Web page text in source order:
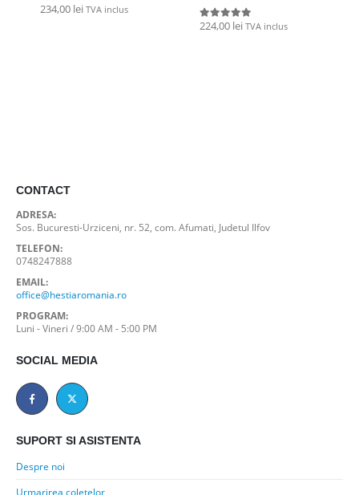
0out of 5
234,00 lei TVA inclus
0out of 5
224,00 lei TVA inclus
CONTACT
ADRESA:
Sos. Bucuresti-Urziceni, nr. 52, com. Afumati, Judetul Ilfov
TELEFON:
0748247888
EMAIL:
office@hestiaromania.ro
PROGRAM:
Luni - Vineri / 9:00 AM - 5:00 PM
SOCIAL MEDIA
SUPORT SI ASISTENTA
Despre noi
Urmarirea coletelor